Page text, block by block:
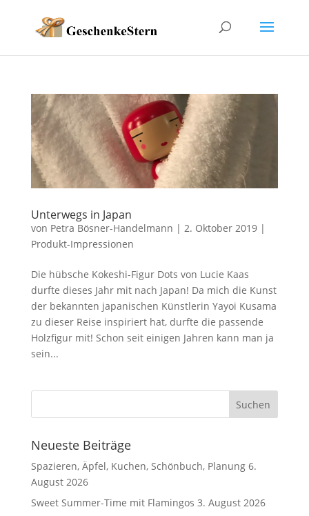
Unterwegs in Japan
von Petra Bösner-Handelmann | 2. Oktober 2019|
Produkt-Impressionen
Die hübsche Kokeshi-Figur Dots von Lucie Kaas
durfte dieses Jahr mit nach Japan! Da mich die Kunst
der bekannten japanischen Künstlerin Yayoi Kusama
zu dieser Reise inspiriert hat, durfte die passende
Holzfigur mit! Schon seit einigen Jahren kann man ja
sein...
Neueste Beiträge
Spazieren, Äpfel, Kuchen, Schönbuch, Planung 6.
August 2026
Sweet Summer-Time mit Flamingos 3. August 2026